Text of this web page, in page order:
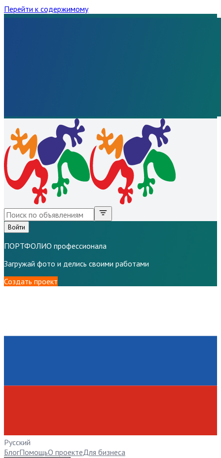
Перейти к содержимому
Войти
ПОРТФОЛИО профессионала
Загружай фото и делись своими работами
Создать проект
Русский
БлогПомощьО проектеДля бизнеса